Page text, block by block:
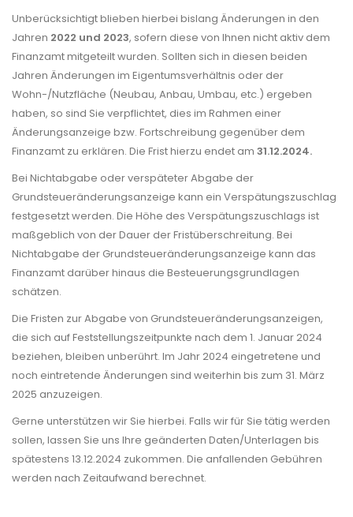
Unberücksichtigt blieben hierbei bislang Änderungen in den
Jahren 2022 und 2023, sofern diese von Ihnen nicht aktiv dem
Finanzamt mitgeteilt wurden. Sollten sich in diesen beiden
Jahren Änderungen im Eigentumsverhältnis oder der
Wohn-/Nutzfläche (Neubau, Anbau, Umbau, etc.) ergeben
haben, so sind Sie verpflichtet, dies im Rahmen einer
Änderungsanzeige bzw. Fortschreibung gegenüber dem
Finanzamt zu erklären. Die Frist hierzu endet am 31.12.2024.
Bei Nichtabgabe oder verspäteter Abgabe der
Grundsteueränderungsanzeige kann ein Verspätungszuschlag
festgesetzt werden. Die Höhe des Verspätungszuschlags ist
maßgeblich von der Dauer der Fristüberschreitung. Bei
Nichtabgabe der Grundsteueränderungsanzeige kann das
Finanzamt darüber hinaus die Besteuerungsgrundlagen
schätzen.
Die Fristen zur Abgabe von Grundsteueränderungsanzeigen,
die sich auf Feststellungszeitpunkte nach dem 1. Januar 2024
beziehen, bleiben unberührt. Im Jahr 2024 eingetretene und
noch eintretende Änderungen sind weiterhin bis zum 31. März
2025 anzuzeigen.
Gerne unterstützen wir Sie hierbei. Falls wir für Sie tätig werden
sollen, lassen Sie uns Ihre geänderten Daten/Unterlagen bis
spätestens 13.12.2024 zukommen. Die anfallenden Gebühren
werden nach Zeitaufwand berechnet.